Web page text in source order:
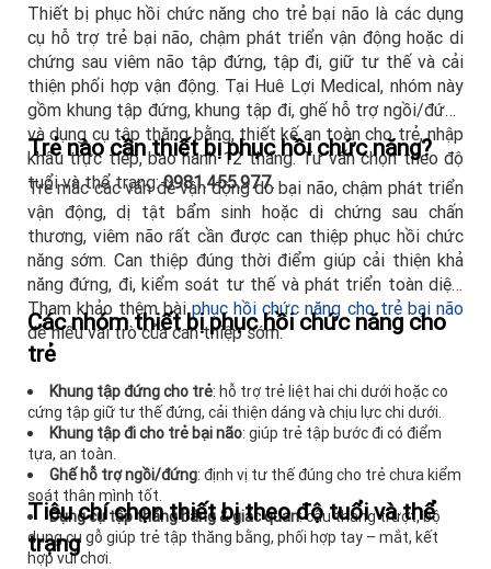
Thiết bị phục hồi chức năng cho trẻ bại não là các dụng
cụ hỗ trợ trẻ bại não, chậm phát triển vận động hoặc di
chứng sau viêm não tập đứng, tập đi, giữ tư thế và cải
thiện phối hợp vận động. Tại Huê Lợi Medical, nhóm này
gồm khung tập đứng, khung tập đi, ghế hỗ trợ ngồi/đứng
và dụng cụ tập thăng bằng, thiết kế an toàn cho trẻ, nhập
khẩu trực tiếp, bảo hành 12 tháng. Tư vấn chọn theo độ
tuổi và thể trạng:0981.455.977.
Trẻ nào cần thiết bị phục hồi chức năng?
Trẻ mắc các vấn đề vận động do bại não, chậm phát triển
vận động, dị tật bẩm sinh hoặc di chứng sau chấn
thương, viêm não rất cần được can thiệp phục hồi chức
năng sớm. Can thiệp đúng thời điểm giúp cải thiện khả
năng đứng, đi, kiểm soát tư thế và phát triển toàn diện.
Tham khảo thêm bàiphục hồi chức năng cho trẻ bại não
để hiểu vai trò của can thiệp sớm.
Các nhóm thiết bị phục hồi chức năng cho
trẻ
Khung tập đứng cho trẻ: hỗ trợ trẻ liệt hai chi dưới hoặc co
cứng tập giữ tư thế đứng, cải thiện dáng và chịu lực chi dưới.
Khung tập đi cho trẻ bại não: giúp trẻ tập bước đi có điểm
tựa, an toàn.
Ghế hỗ trợ ngồi/đứng: định vị tư thế đúng cho trẻ chưa kiểm
soát thân mình tốt.
Dụng cụ tập thăng bằng & giác quan: cầu thang trượt, bộ
dụng cụ gỗ giúp trẻ tập thăng bằng, phối hợp tay – mắt, kết
hợp vui chơi.
Tiêu chí chọn thiết bị theo độ tuổi và thể
trạng